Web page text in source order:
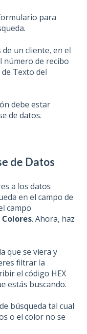
para
un cliente, en el
número de recibo
Texto del
debe estar
de datos.
de Datos
a los datos
en el campo de
campo
Colores. Ahora, haz
que se viera y
filtrar la
el código HEX
estás buscando.
búsqueda tal cual
o el color no se